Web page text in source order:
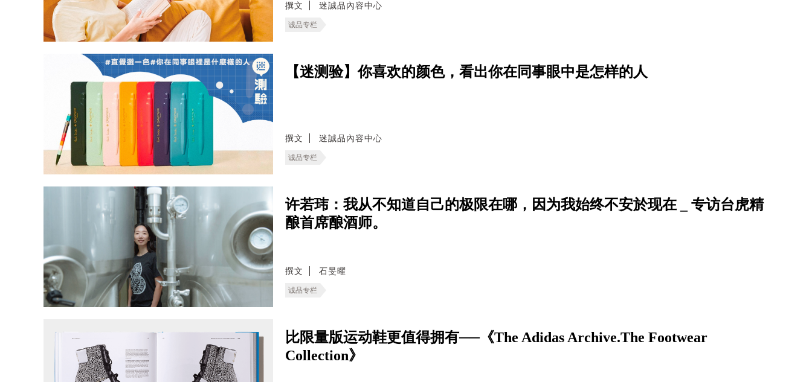
撰文 迷誠品內容中心
诚品专栏
【迷测验】你喜欢的颜色，看出你在同事眼中是怎样的人
撰文 迷誠品內容中心
诚品专栏
许若玮：我从不知道自己的极限在哪，因为我始终不安於现在 _ 专访台虎精
酿首席酿酒师。
撰文 石旻曜
诚品专栏
比限量版运动鞋更值得拥有──《The Adidas Archive.The Footwear
Collection》